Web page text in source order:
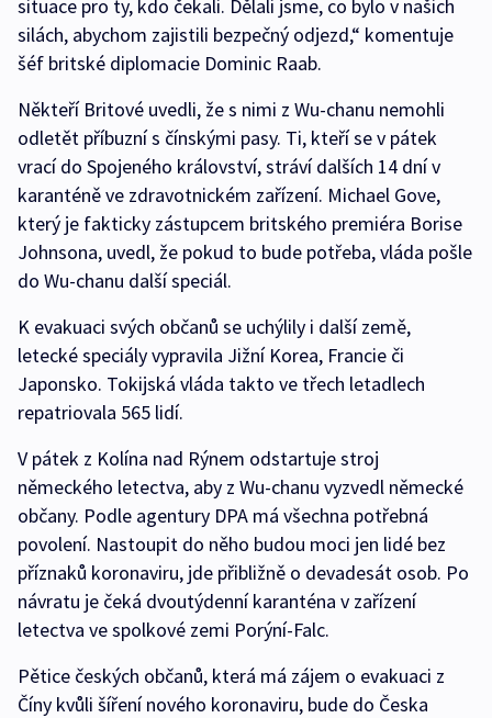
situace pro ty, kdo čekali. Dělali jsme, co bylo v našich
silách, abychom zajistili bezpečný odjezd,“ komentuje
šéf britské diplomacie Dominic Raab.
Někteří Britové uvedli, že s nimi z Wu-chanu nemohli
odletět příbuzní s čínskými pasy. Ti, kteří se v pátek
vrací do Spojeného království, stráví dalších 14 dní v
karanténě ve zdravotnickém zařízení. Michael Gove,
který je fakticky zástupcem britského premiéra Borise
Johnsona, uvedl, že pokud to bude potřeba, vláda pošle
do Wu-chanu další speciál.
K evakuaci svých občanů se uchýlily i další země,
letecké speciály vypravila Jižní Korea, Francie či
Japonsko. Tokijská vláda takto ve třech letadlech
repatriovala 565 lidí.
V pátek z Kolína nad Rýnem odstartuje stroj
německého letectva, aby z Wu-chanu vyzvedl německé
občany. Podle agentury DPA má všechna potřebná
povolení. Nastoupit do něho budou moci jen lidé bez
příznaků koronaviru, jde přibližně o devadesát osob. Po
návratu je čeká dvoutýdenní karanténa v zařízení
letectva ve spolkové zemi Porýní-Falc.
Pětice českých občanů, která má zájem o evakuaci z
Číny kvůli šíření nového koronaviru, bude do Česka